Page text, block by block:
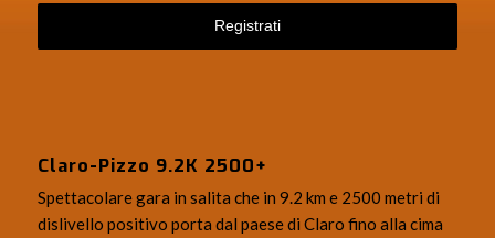
Claro-Pizzo 9.2K 2500+
Spettacolare gara in salita che in 9.2 km e 2500 metri di
dislivello positivo porta dal paese di Claro fino alla cima